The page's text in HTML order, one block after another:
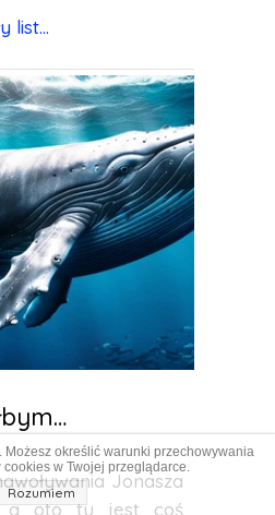
list...
Jonasza
a oto tu jest coś
Możesz określić warunki przechowywania
cookies w Twojej przeglądarce.
Rozumiem